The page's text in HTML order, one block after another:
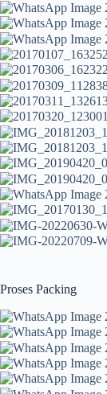
Proses Packing